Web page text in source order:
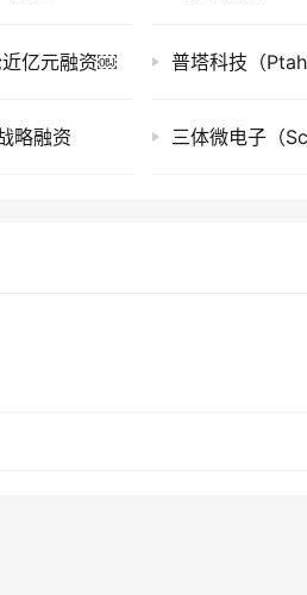
近亿元融资￼ 普塔科技（
略融资 三体微电子（